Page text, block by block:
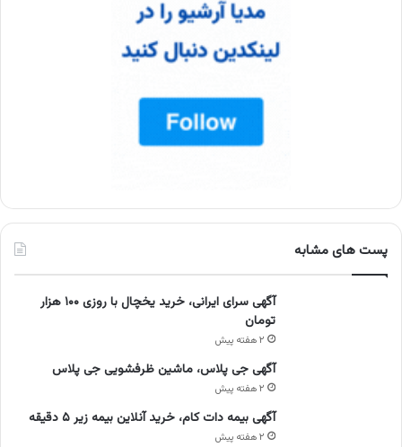
پست های مشابه
آگهی سرای ایرانی، خرید یخچال با روزی ۱۰۰ هزار
تومان
۲ هفته پیش
آگهی جی پلاس، ماشین ظرفشویی جی پلاس
۲ هفته پیش
آگهی بیمه دات کام، خرید آنلاین بیمه زیر ۵ دقیقه
۲ هفته پیش